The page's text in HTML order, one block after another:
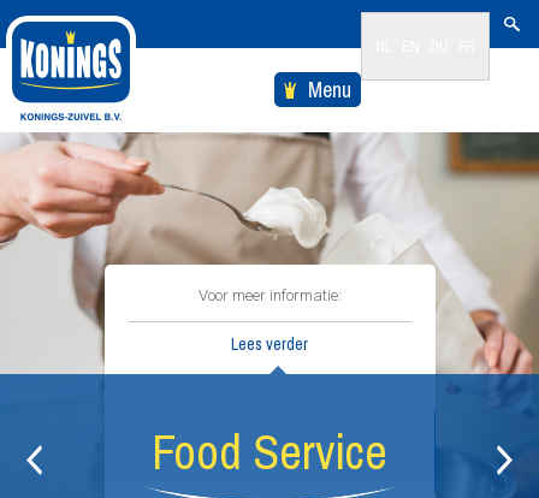
Menu
Food Service
Voor meer informatie:
Lees verder